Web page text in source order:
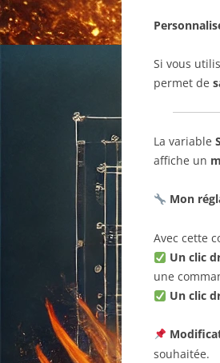
Si vous
permet de
La variable
affiche un
Mon
Avec cette
Un clic
une
Un clic
souhaitée.